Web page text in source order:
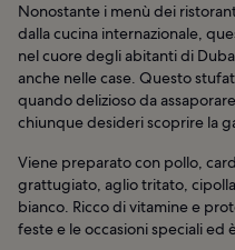
Nonostante i menù dei
dalla cucina internazionale,
nel cuore degli abitanti di
anche nelle case. Questo
quando delizioso da
chiunque desideri scoprire la
Viene preparato con pollo,
grattugiato, aglio tritato,
bianco. Ricco di vitamine e
feste e le occasioni speciali ed